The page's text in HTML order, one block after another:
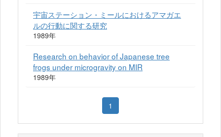
宇宙ステーション・ミールにおけるアマガエ
ルの行動に関する研究
1989年
Research on behavior of Japanese tree
frogs under microgravity on MIR
1989年
1